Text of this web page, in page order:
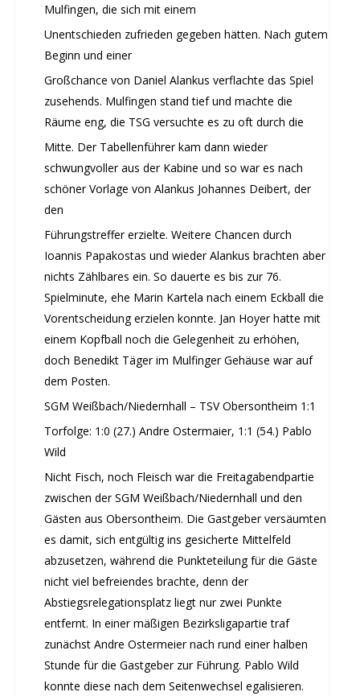
Kinderturnen
Leichtathletik
Rehasport
Schach
Sportabzeichen
KURSANGEBOTE
Fit & Gesund – Gesundheitskurs
Kinderturnen
Schwimmkurse
Yoga
Vereinsbus
Heimwettkämpfe Veranstaltungen
SERVICE
Downloads & Formulare
Mitgliedschaft
Fanartikel
Links
Sommernachtsfest 2026
Mulfingen, die sich mit einem
Unentschieden zufrieden gegeben hätten. Nach gutem
Beginn und einer
Großchance von Daniel Alankus verflachte das Spiel
zusehends. Mulfingen stand tief und machte die
Räume eng, die TSG versuchte es zu oft durch die
Mitte. Der Tabellenführer kam dann wieder
schwungvoller aus der Kabine und so war es nach
schöner Vorlage von Alankus Johannes Deibert, der
den
Führungstreffer erzielte. Weitere Chancen durch
Ioannis Papakostas und wieder Alankus brachten aber
nichts Zählbares ein. So dauerte es bis zur 76.
Spielminute, ehe Marin Kartela nach einem Eckball die
Vorentscheidung erzielen konnte. Jan Hoyer hatte mit
einem Kopfball noch die Gelegenheit zu erhöhen,
doch Benedikt Täger im Mulfinger Gehäuse war auf
dem Posten.
SGM Weißbach/Niedernhall – TSV Obersontheim 1:1
Torfolge: 1:0 (27.) Andre Ostermaier, 1:1 (54.) Pablo
Wild
Nicht Fisch, noch Fleisch war die Freitagabendpartie
zwischen der SGM Weißbach/Niedernhall und den
Gästen aus Obersontheim. Die Gastgeber versäumten
es damit, sich entgültig ins gesicherte Mittelfeld
abzusetzen, während die Punkteteilung für die Gäste
nicht viel befreiendes brachte, denn der
Abstiegsrelegationsplatz liegt nur zwei Punkte
entfernt. In einer mäßigen Bezirksligapartie traf
zunächst Andre Ostermeier nach rund einer halben
Stunde für die Gastgeber zur Führung. Pablo Wild
konnte diese nach dem Seitenwechsel egalisieren.